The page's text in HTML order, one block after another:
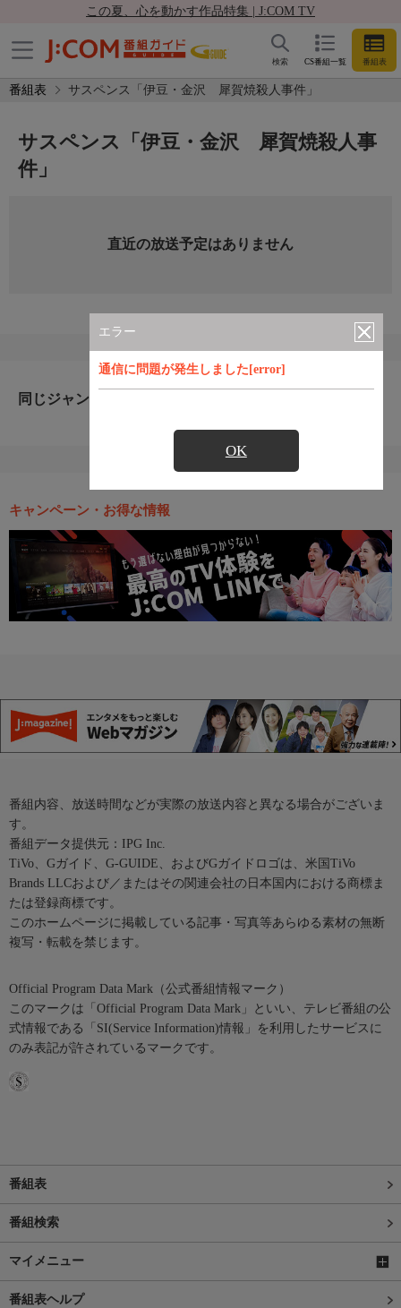
この夏、心を動かす作品特集 | J:COM TV
CS番組一覧 番組表
検索
番組表 サスペンス「伊豆・金沢 犀賀焼殺人事件」
エラー
通信に問題が発生しました[error]
OK
サスペンス「伊豆・金沢 犀賀焼殺人事
件」
直近の放送予定はありません
同じジャンルのおすすめ番組
キャンペーン・お得な情報
番組内容、放送時間などが実際の放送内容と異なる場合がございま
す。
番組データ提供元：IPG Inc.
TiVo、Gガイド、G-GUIDE、およびGガイドロゴは、米国TiVo
Brands LLCおよび／またはその関連会社の日本国内における商標ま
たは登録商標です。
このホームページに掲載している記事・写真等あらゆる素材の無断
複写・転載を禁じます。
Official Program Data Mark（公式番組情報マーク）
このマークは「Official Program Data Mark」といい、テレビ番組の公
式情報である「SI(Service Information)情報」を利用したサービスに
のみ表記が許されているマークです。
番組表
番組検索
マイメニュー
番組表ヘルプ